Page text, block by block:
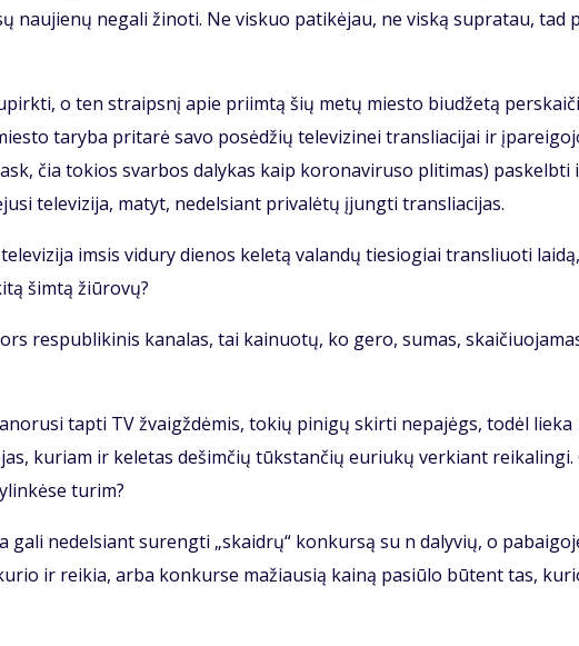
nau­jie­nų ne­ga­li ži­no­ti. Ne vis­kuo pa­ti­kė­jau, ne vis­ką su­pra­tau, tad
o ten straips­nį apie pri­im­tą šių me­tų mies­to biu­dže­tą
ta­ry­ba pri­ta­rė sa­vo po­sė­džių te­le­vi­zi­nei tran­slia­ci­jai ir
čia to­kios svar­bos da­ly­kas kaip ko­ro­na­vi­ru­so pli­ti­mas) pa­skelb­ti
te­le­vi­zi­ja, ma­tyt, ne­del­siant pri­va­lė­tų įjung­ti tran­slia­ci­jas.
im­sis vi­du­ry die­nos ke­le­tą va­lan­dų tie­sio­giai tran­sliuo­ti
šim­tą žiū­ro­vų?
res­pub­li­ki­nis ka­na­las, tai kai­nuo­tų, ko ge­ro, su­mas,
tap­ti TV žvaigž­dė­mis, to­kių pi­ni­gų skir­ti ne­pa­jėgs, to­dėl lie­ka
ku­riam ir ke­le­tas de­šim­čių tūks­tan­čių eu­riu­kų ver­kiant rei­ka­lin­gi.
tu­rim?
ga­li ne­del­siant su­reng­ti „skaid­rų“ kon­kur­są su n da­ly­vių, o
ir rei­kia, ar­ba kon­kur­se ma­žiau­sią kai­ną pa­siū­lo bū­tent tas,